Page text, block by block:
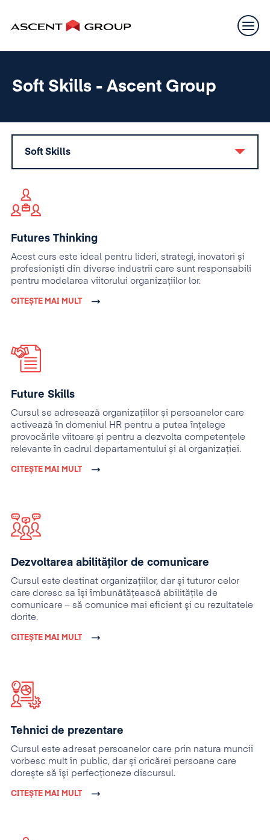
Soft Skills - Ascent Group
Soft Skills
Futures Thinking
Acest curs este ideal pentru lideri, strategi, inovatori și
profesioniști din diverse industrii care sunt responsabili
pentru modelarea viitorului organizațiilor lor.
CITEȘTE MAI MULT
Future Skills
Cursul se adresează organizațiilor și persoanelor care
activează în domeniul HR pentru a putea înțelege
provocările viitoare și pentru a dezvolta competențele
relevante în cadrul departamentului și al organizației.
CITEȘTE MAI MULT
Dezvoltarea abilităților de comunicare
Cursul este destinat organizaţiilor, dar şi tuturor celor
care doresc sa îşi îmbunătăţească abilităţile de
comunicare – să comunice mai eficient şi cu rezultatele
dorite.
CITEȘTE MAI MULT
Tehnici de prezentare
Cursul este adresat persoanelor care prin natura muncii
vorbesc mult în public, dar şi oricărei persoane care
doreşte să îşi perfecţioneze discursul.
CITEȘTE MAI MULT